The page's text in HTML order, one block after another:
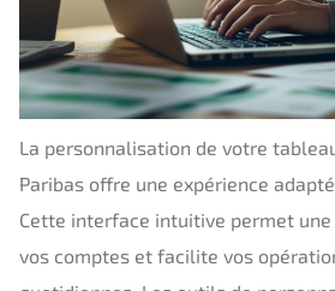
La personnalisation de votre
Paribas offre une expérience
Cette interface intuitive permet
vos comptes et facilite vos